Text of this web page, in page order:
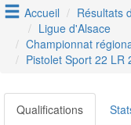
Accueil Résultats
Ligue d'Alsace
Championnat
Pistolet Sport 22 LR
Qualifications